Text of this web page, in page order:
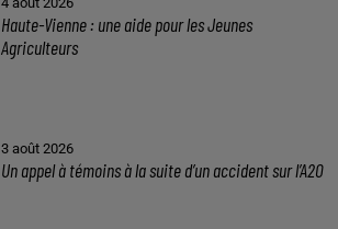
Haute-Vienne : une aide pour les Jeunes
Agriculteurs
3 août 2026
Un appel à témoins à la suite d’un accident sur l’A20